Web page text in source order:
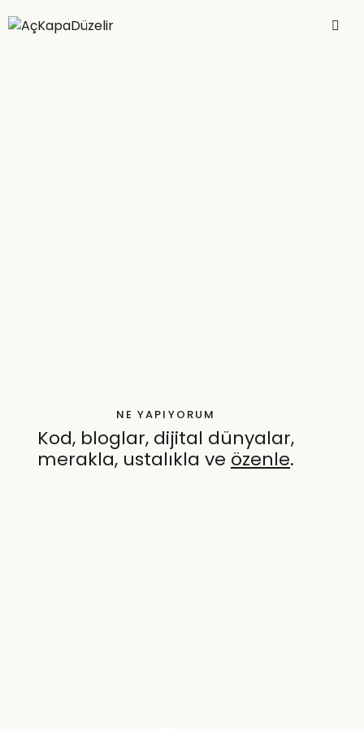
NE YAPIYORUM
Kod, bloglar, dijital dünyalar,
merakla, ustalıkla ve özenle.